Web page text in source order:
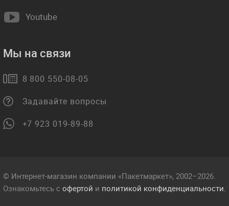
Youtube
Мы на связи
8 800 550-08-05
Задавайте вопросы
+7 923 019-89-88
© Интернет-магазин компании «Пакетмаркет», 2002–2026.
Ознакомьтесь с офертой и политикой конфиденциальности.